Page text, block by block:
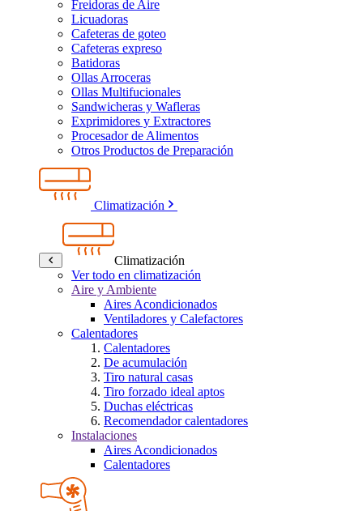
Freidoras de Aire
Licuadoras
Cafeteras de goteo
Cafeteras expreso
Batidoras
Ollas Arroceras
Ollas Multifucionales
Sandwicheras y Wafleras
Exprimidores y Extractores
Procesador de Alimentos
Otros Productos de Preparación
Climatización
Climatización
Ver todo en climatización
Aire y Ambiente
Aires Acondicionados
Ventiladores y Calefactores
Calentadores
Calentadores
De acumulación
Tiro natural casas
Tiro forzado ideal aptos
Duchas eléctricas
Recomendador calentadores
Instalaciones
Aires Acondicionados
Calentadores